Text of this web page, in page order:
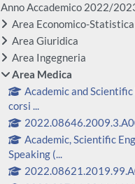
Anno Accademico 2022/
Area Economico-Statistica
Area Giuridica
Area Ingegneria
Area Medica
Academic and
corsi ...
Academic, Scientific
Speaking (...